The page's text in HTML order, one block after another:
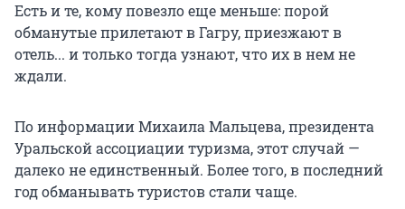
Есть и те, кому повезло еще меньше: порой
обманутые прилетают в Гагру, приезжают в
отель... и только тогда узнают, что их в нем не
ждали.
По информации Михаила Мальцева, президента
Уральской ассоциации туризма, этот случай —
далеко не единственный. Более того, в последний
год обманывать туристов стали чаще.